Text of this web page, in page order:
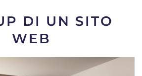
DI UN SITO
WEB